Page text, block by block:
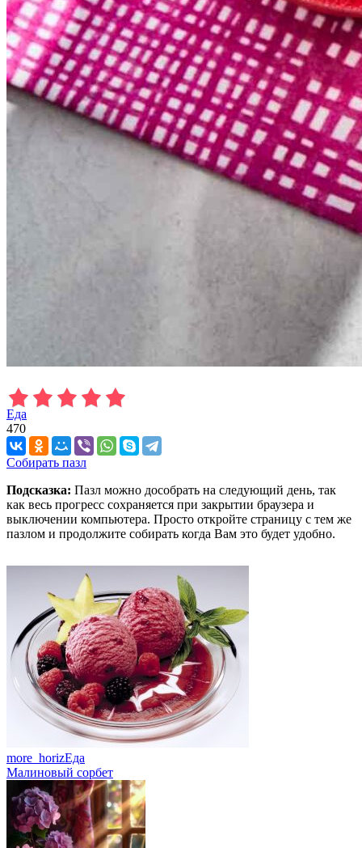
Еда
470
Собирать пазл
Подсказка: Пазл можно дособрать на следующий день, так
как весь прогресс сохраняется при закрытии браузера и
выключении компьютера. Просто откройте страницу с тем же
пазлом и продолжите собирать когда Вам это будет удобно.
more_horizЕда
Малиновый сорбет